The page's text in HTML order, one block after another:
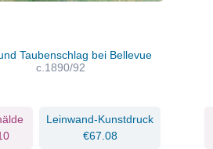
Taubenschlag bei Bellevue
c.1890/92
Leinwand-Kunstdruck
€67.08